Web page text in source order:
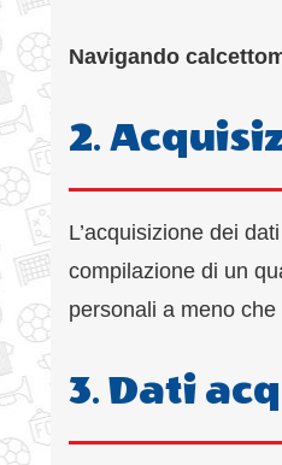
Navigando
2.
L’acquisizione dei
compilazione di un
personali a meno
3. Dati